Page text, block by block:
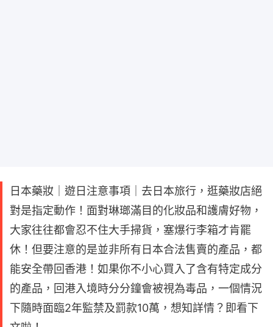
日本藥妝｜遊日注意事項｜去日本旅行，逛藥妝店絕
對是指定動作！面對琳瑯滿目的化妝品和護膚好物，
大家往往都會忍不住大手掃貨，塞爆行李箱才肯罷
休！但要注意的是並非所有日本合法售賣的產品，都
能安全帶回香港！如果你不小心買入了含有特定成分
的產品，回港入境時分分鐘會被視為毒品，一個情況
下隨時面臨2年監禁及罰款10萬，想知詳情？即看下